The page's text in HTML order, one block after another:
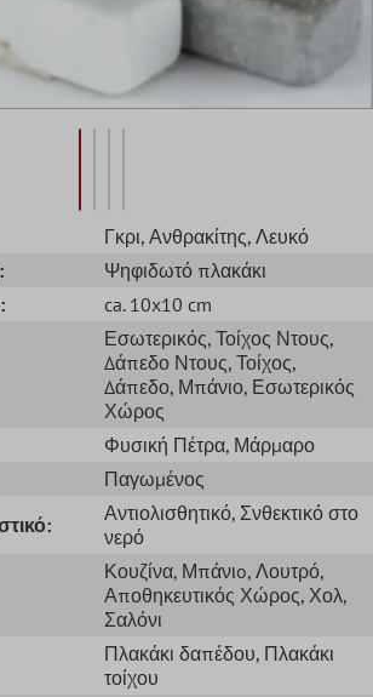
Γκρι, Ανθρακίτης, Λευκό
Ψηφιδωτό πλακάκι
ca. 10x10 cm
Εσωτερικός, Τοίχος Ντους,
Δάπεδο Ντους, Τοίχος,
Δάπεδο, Μπάνιο, Εσωτερικός
Χώρος
Φυσική Πέτρα, Μάρμαρο
Παγωμένος
Αντιολισθητικό, Σνθεκτικό στο
νερό
Κουζίνα, Μπάνιo, Λουτρό,
Αποθηκευτικός Χώρος, Χολ,
Σαλόνι
Πλακάκι δαπέδου, Πλακάκι
τοίχου